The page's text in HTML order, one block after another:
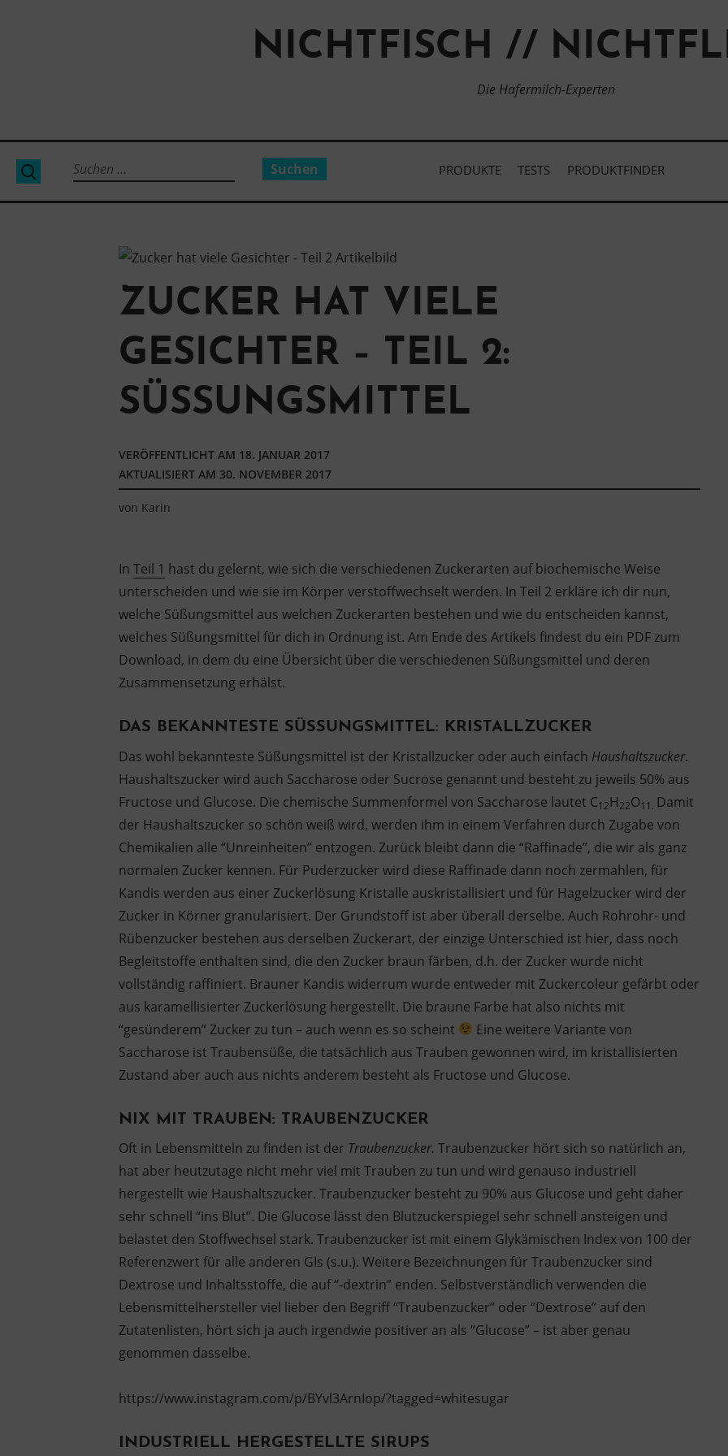
NICHTFISCH //
Die Hafermilch-Experten
Suche
Suchen
PRODUKTE TESTS PRODUKTFINDER
ZUCKER HAT VIELE
GESICHTER – TEIL 2:
SÜSSUNGSMITTEL
VERÖFFENTLICHT AM 18. JANUAR 2017
AKTUALISIERT AM 30. NOVEMBER 2017
von Karin
In Teil 1 hast du gelernt, wie sich die verschiedenen Zuckerarten auf biochemische Weise
unterscheiden und wie sie im Körper verstoffwechselt werden. In Teil 2 erkläre ich dir nun,
welche Süßungsmittel aus welchen Zuckerarten bestehen und wie du entscheiden kannst,
welches Süßungsmittel für dich in Ordnung ist. Am Ende des Artikels findest du ein PDF zum
Download, in dem du eine Übersicht über die verschiedenen Süßungsmittel und deren
Zusammensetzung erhälst.
DAS BEKANNTESTE SÜSSUNGSMITTEL: KRISTALLZUCKER
Das wohl bekannteste Süßungsmittel ist der Kristallzucker oder auch einfach Haushaltszucker.
Haushaltszucker wird auch Saccharose oder Sucrose genannt und besteht zu jeweils 50% aus
Fructose und Glucose. Die chemische Summenformel von Saccharose lautet C12H22O11. Damit
der Haushaltszucker so schön weiß wird, werden ihm in einem Verfahren durch Zugabe von
Chemikalien alle “Unreinheiten” entzogen. Zurück bleibt dann die “Raffinade”, die wir als ganz
normalen Zucker kennen. Für Puderzucker wird diese Raffinade dann noch zermahlen, für
Kandis werden aus einer Zuckerlösung Kristalle auskristallisiert und für Hagelzucker wird der
Zucker in Körner granularisiert. Der Grundstoff ist aber überall derselbe. Auch Rohrohr- und
Rübenzucker bestehen aus derselben Zuckerart, der einzige Unterschied ist hier, dass noch
Begleitstoffe enthalten sind, die den Zucker braun färben, d.h. der Zucker wurde nicht
vollständig raffiniert. Brauner Kandis widerrum wurde entweder mit Zuckercoleur gefärbt oder
aus karamellisierter Zuckerlösung hergestellt. Die braune Farbe hat also nichts mit
“gesünderem” Zucker zu tun – auch wenn es so scheint
Eine weitere Variante von
Saccharose ist Traubensüße, die tatsächlich aus Trauben gewonnen wird, im kristallisierten
Zustand aber auch aus nichts anderem besteht als Fructose und Glucose.
NIX MIT TRAUBEN: TRAUBENZUCKER
Oft in Lebensmitteln zu finden ist der Traubenzucker. Traubenzucker hört sich so natürlich an,
hat aber heutzutage nicht mehr viel mit Trauben zu tun und wird genauso industriell
hergestellt wie Haushaltszucker. Traubenzucker besteht zu 90% aus Glucose und geht daher
sehr schnell “ins Blut”. Die Glucose lässt den Blutzuckerspiegel sehr schnell ansteigen und
belastet den Stoffwechsel stark. Traubenzucker ist mit einem Glykämischen Index von 100 der
Referenzwert für alle anderen GIs (s.u.). Weitere Bezeichnungen für Traubenzucker sind
Dextrose und Inhaltsstoffe, die auf “-dextrin” enden. Selbstverständlich verwenden die
Lebensmittelhersteller viel lieber den Begriff “Traubenzucker” oder “Dextrose” auf den
Zutatenlisten, hört sich ja auch irgendwie positiver an als “Glucose” – ist aber genau
genommen dasselbe.
https://www.instagram.com/p/BYvl3ArnIop/?tagged=whitesugar
INDUSTRIELL HERGESTELLTE SIRUPS